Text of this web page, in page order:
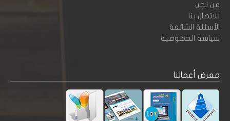
من نحن
للاتصال بنا
الأسئلة الشائعة
سياسة الخصوصية
معرض أعمالنا